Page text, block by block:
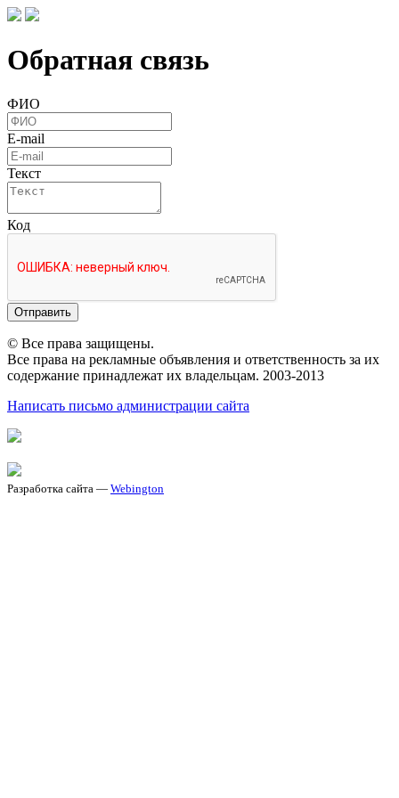
Обратная связь
ФИО
E-mail
Текст
Код
Отправить
© Все права защищены.
Все права на рекламные объявления и ответственность за их
содержание принадлежат их владельцам. 2003-2013
Написать письмо администрации сайта
Разработка сайта — Webington